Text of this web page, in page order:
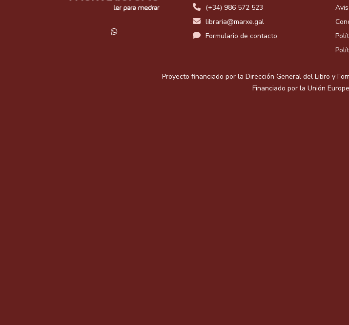
(+34) 986 572 523
libraria@marxe.gal
Formulario de contacto
Proyecto financiado por la Dirección General del Libro y
Financiado por la Unión